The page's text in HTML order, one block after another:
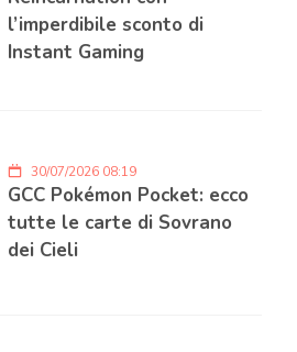
l’imperdibile sconto di
Instant Gaming
30/07/2026 08:19
GCC Pokémon Pocket: ecco
tutte le carte di Sovrano
dei Cieli